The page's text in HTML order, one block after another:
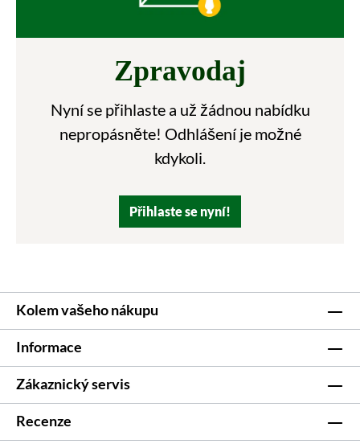
Zpravodaj
Nyní se přihlaste a už žádnou nabídku
nepropásněte! Odhlášení je možné
kdykoli.
Přihlaste se nyní!
Kolem vašeho nákupu
Informace
Zákaznický servis
Recenze